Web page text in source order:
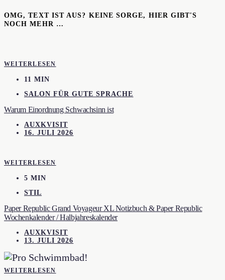
OMG, TEXT IST AUS? KEINE SORGE, HIER GIBT'S
NOCH MEHR …
WEITERLESEN
11 MIN
SALON FÜR GUTE SPRACHE
Warum Einordnung Schwachsinn ist
AUXKVISIT
16. JULI 2026
WEITERLESEN
5 MIN
STIL
Paper Republic Grand Voyageur XL Notizbuch & Paper Republic
Wochenkalender / Halbjahreskalender
AUXKVISIT
13. JULI 2026
WEITERLESEN